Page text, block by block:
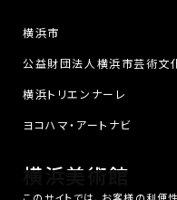
横浜市
公益財団法人横浜市芸術文
横浜トリエンナーレ
ヨコハマ・アートナビ
横浜美術館